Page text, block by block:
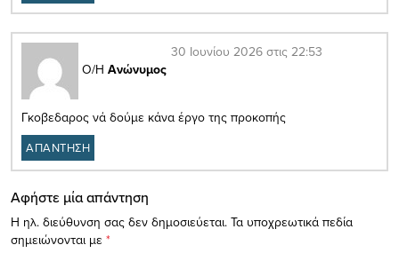
Ο/Η Ανώνυμος
30 Ιουνίου 2026 στις 22:53
Γκοβεδαρος νά δούμε κάνα έργο της προκοπής
ΑΠΑΝΤΗΣΗ
Αφήστε μία απάντηση
Η ηλ. διεύθυνση σας δεν δημοσιεύεται. Τα υποχρεωτικά πεδία
σημειώνονται με *